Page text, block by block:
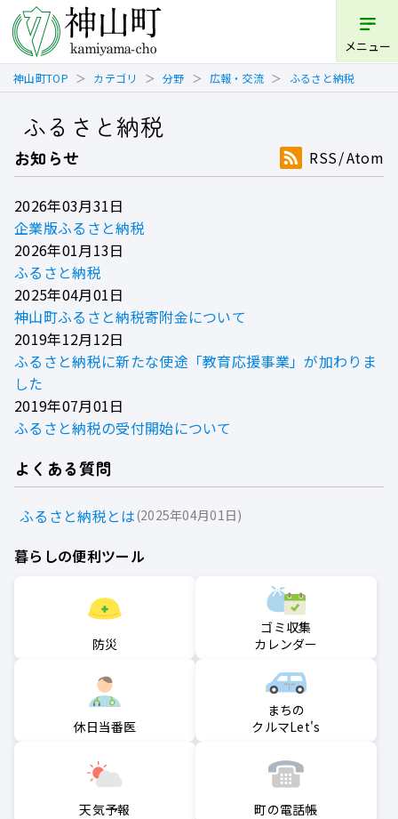
メニュー
神山町TOP カテゴリ 分野 広報・交流 ふるさと納税
ふるさと納税
お知らせ RSS Atom
2026年03月31日
企業版ふるさと納税
2026年01月13日
ふるさと納税
2025年04月01日
神山町ふるさと納税寄附金について
2019年12月12日
ふるさと納税に新たな使途「教育応援事業」が加わりま
した
2019年07月01日
ふるさと納税の受付開始について
よくある質問
ふるさと納税とは 2025年04月01日
暮らしの便利ツール
防災
ゴミ収集
カレンダー
休日当番医
まちの
クルマLet's
天気予報 町の電話帳